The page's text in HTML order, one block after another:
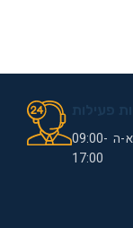
ימי חול א-ה 09:00-
17:00